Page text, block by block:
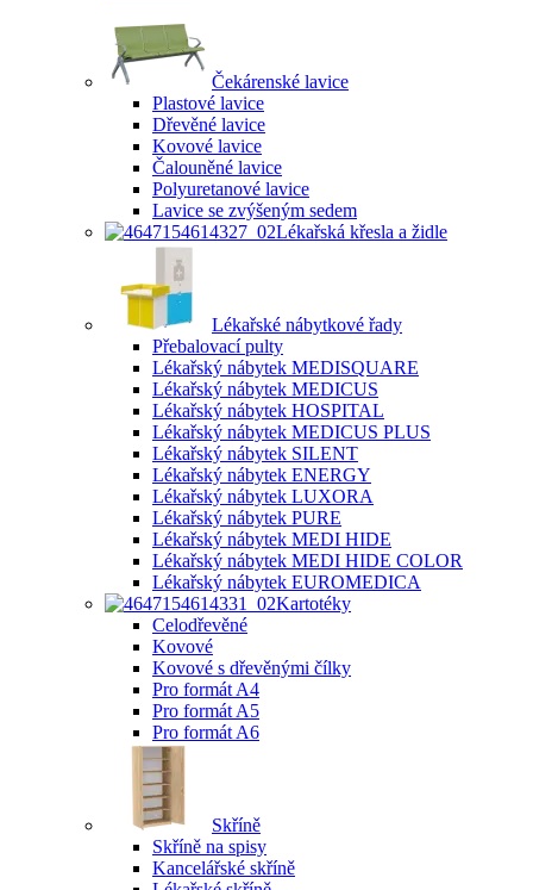
Čekárenské lavice
Plastové lavice
Dřevěné lavice
Kovové lavice
Čalouněné lavice
Polyuretanové lavice
Lavice se zvýšeným sedem
Lékařská křesla a židle
Lékařské nábytkové řady
Přebalovací pulty
Lékařský nábytek MEDISQUARE
Lékařský nábytek MEDICUS
Lékařský nábytek HOSPITAL
Lékařský nábytek MEDICUS PLUS
Lékařský nábytek SILENT
Lékařský nábytek ENERGY
Lékařský nábytek LUXORA
Lékařský nábytek PURE
Lékařský nábytek MEDI HIDE
Lékařský nábytek MEDI HIDE COLOR
Lékařský nábytek EUROMEDICA
Kartotéky
Celodřevěné
Kovové
Kovové s dřevěnými čílky
Pro formát A4
Pro formát A5
Pro formát A6
Skříně
Skříně na spisy
Kancelářské skříně